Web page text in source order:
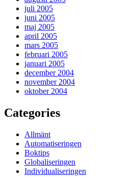
juli 2005
juni 2005
maj 2005
april 2005
mars 2005
februari 2005
januari 2005
december 2004
november 2004
oktober 2004
Categories
Allmänt
Automatiseringen
Boktips
Globaliseringen
Individualiseringen